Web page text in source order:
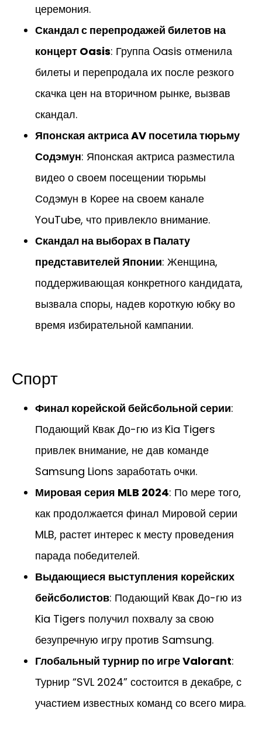
церемония.
Скандал с перепродажей билетов на
концерт Oasis: Группа Oasis отменила
билеты и перепродала их после резкого
скачка цен на вторичном рынке, вызвав
скандал.
Японская актриса AV посетила тюрьму
Содэмун: Японская актриса разместила
видео о своем посещении тюрьмы
Содэмун в Корее на своем канале
YouTube, что привлекло внимание.
Скандал на выборах в Палату
представителей Японии: Женщина,
поддерживающая конкретного кандидата,
вызвала споры, надев короткую юбку во
время избирательной кампании.
Спорт
Финал корейской бейсбольной серии:
Подающий Квак До-гю из Kia Tigers
привлек внимание, не дав команде
Samsung Lions заработать очки.
Мировая серия MLB 2024: По мере того,
как продолжается финал Мировой серии
MLB, растет интерес к месту проведения
парада победителей.
Выдающиеся выступления корейских
бейсболистов: Подающий Квак До-гю из
Kia Tigers получил похвалу за свою
безупречную игру против Samsung.
Глобальный турнир по игре Valorant:
Турнир “SVL 2024” состоится в декабре, с
участием известных команд со всего мира.